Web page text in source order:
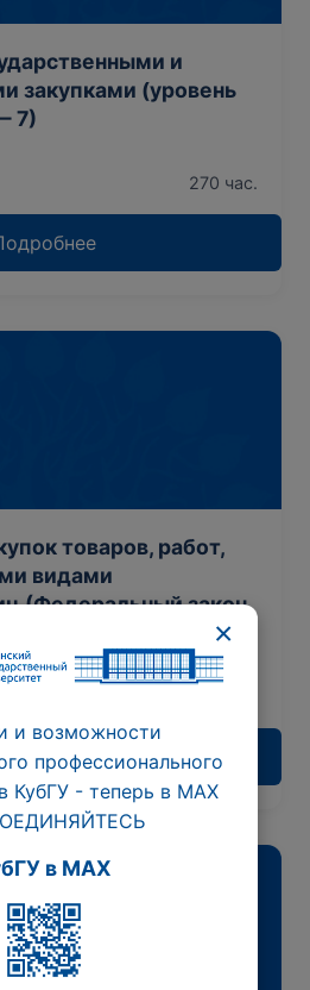
и
закупками (уровень
7)
270 час.
товаров, работ,
видами
(Федеральный закон
×
и возможности
профессионального
КубГУ - теперь в МАХ
в MAX